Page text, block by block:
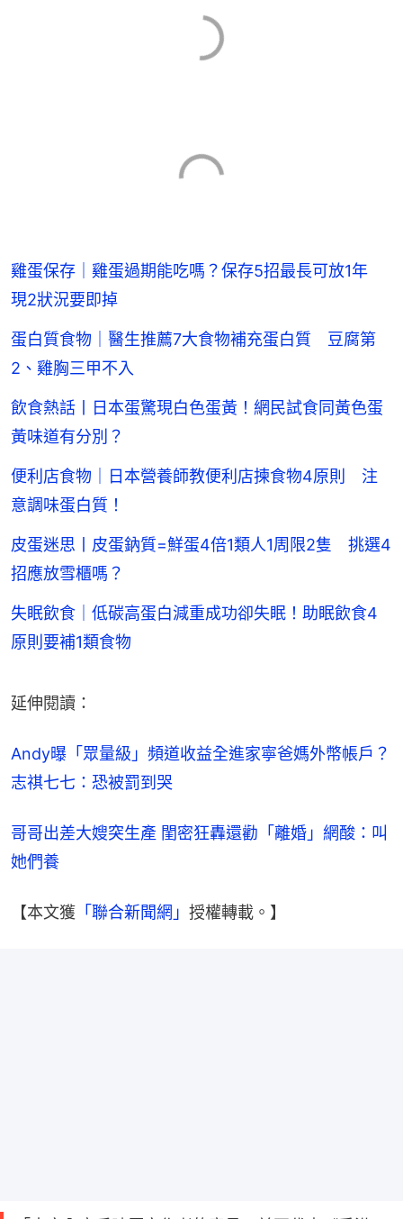
雞蛋保存｜雞蛋過期能吃嗎？保存5招最長可放1年
現2狀況要即掉
蛋白質食物｜醫生推薦7大食物補充蛋白質 豆腐第
2、雞胸三甲不入
飲食熱話丨日本蛋驚現白色蛋黃！網民試食同黃色蛋
黃味道有分別？
便利店食物｜日本營養師教便利店揀食物4原則 注
意調味蛋白質！
皮蛋迷思丨皮蛋鈉質=鮮蛋4倍1類人1周限2隻 挑選4
招應放雪櫃嗎？
失眠飲食｜低碳高蛋白減重成功卻失眠！助眠飲食4
原則要補1類食物
延伸閱讀：
Andy曝「眾量級」頻道收益全進家寧爸媽外幣帳戶？
志祺七七：恐被罰到哭
哥哥出差大嫂突生產 閨密狂轟還勸「離婚」網酸：叫
她們養
【本文獲 「聯合新聞網」 授權轉載。】